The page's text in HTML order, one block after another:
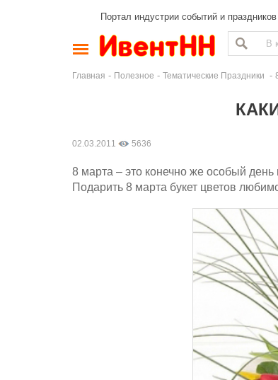
Портал индустрии событий и
Главная - Полезное - Тематические Праздники -
02.03.2011 5636
8 марта – это конечно же особый
Подарить 8 марта букет цветов